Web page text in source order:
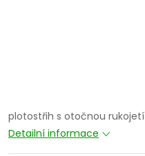
plotostřih s otočnou
Detailní informace